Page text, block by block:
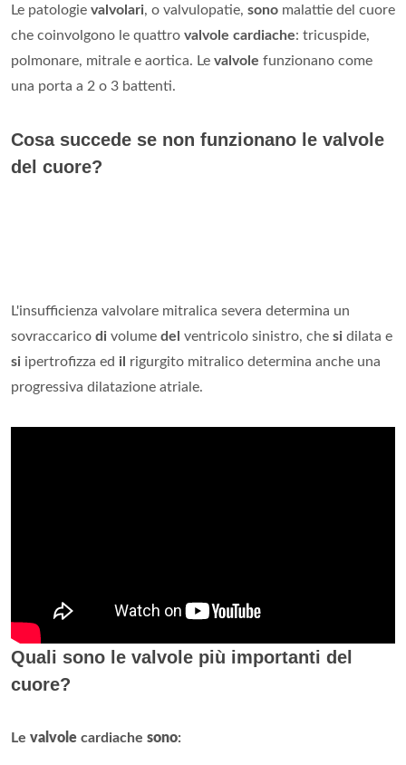
Le patologie valvolari, o valvulopatie, sono malattie del cuore
che coinvolgono le quattro valvole cardiache: tricuspide,
polmonare, mitrale e aortica. Le valvole funzionano come
una porta a 2 o 3 battenti.
Cosa succede se non funzionano le valvole
del cuore?
L'insufficienza valvolare mitralica severa determina un
sovraccarico di volume del ventricolo sinistro, che si dilata e
si ipertrofizza ed il rigurgito mitralico determina anche una
progressiva dilatazione atriale.
Quali sono le valvole più importanti del
cuore?
Le valvole cardiache sono: